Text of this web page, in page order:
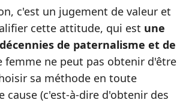
c'est un jugement de valeur et
cette attitude, qui est une
de paternalisme et de
femme ne peut pas obtenir d'être
sa méthode en toute
cause (c'est-à-dire d'obtenir des